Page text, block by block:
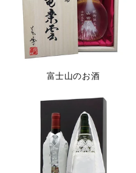
富士山のお酒